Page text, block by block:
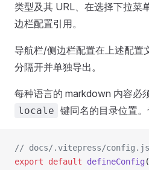
类型及其 URL、在选择下拉菜
边栏配置引用。
导航栏/侧边栏配置在上述配置
分隔开并单独导出。
每种语言的 markdown 内容必
locale 键同名的目录位置。
// docs/.vitepress/config.js
export default defineConfig